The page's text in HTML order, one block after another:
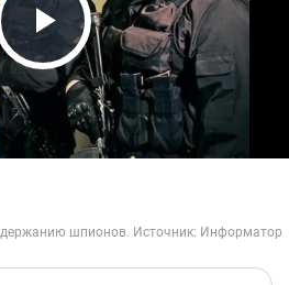
Play Video